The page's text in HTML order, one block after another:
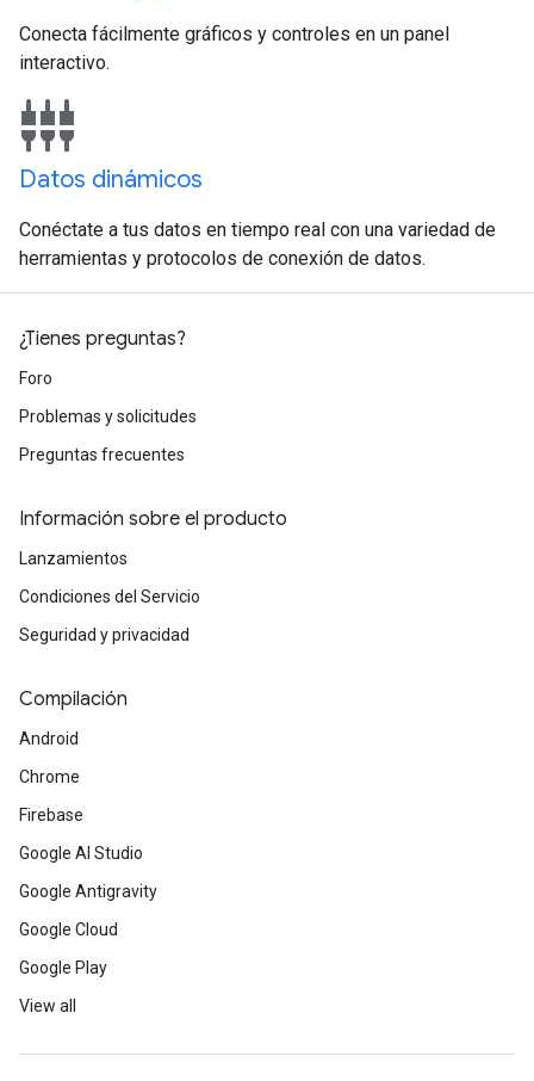
Conecta fácilmente gráficos y controles en un panel
interactivo.
settings_input_component
Datos dinámicos
Conéctate a tus datos en tiempo real con una variedad de
herramientas y protocolos de conexión de datos.
¿Tienes preguntas?
Foro
Problemas y solicitudes
Preguntas frecuentes
Información sobre el producto
Lanzamientos
Condiciones del Servicio
Seguridad y privacidad
Compilación
Android
Chrome
Firebase
Google AI Studio
Google Antigravity
Google Cloud
Google Play
View all